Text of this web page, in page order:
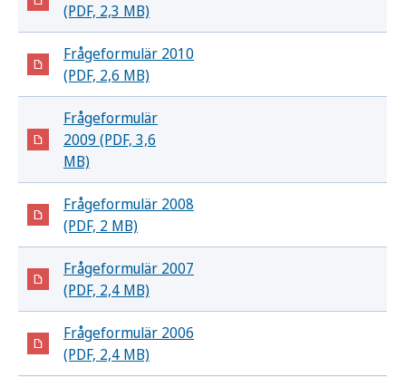
(PDF, 2,3 MB)
Frågeformulär 2010
(PDF, 2,6 MB)
Frågeformulär
2009 (PDF, 3,6
MB)
Frågeformulär 2008
(PDF, 2 MB)
Frågeformulär 2007
(PDF, 2,4 MB)
Frågeformulär 2006
(PDF, 2,4 MB)